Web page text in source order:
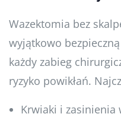
Wazektomia bez
wyjątkowo
każdy zabieg
ryzyko powikłań.
Krwiaki i zasinienia